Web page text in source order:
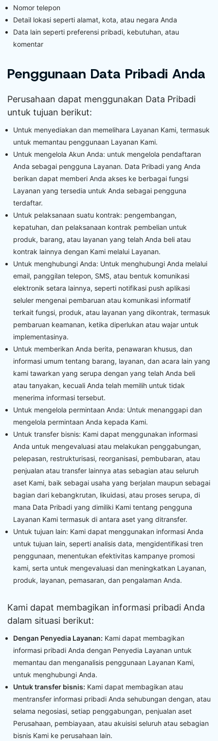
Nomor telepon
Detail lokasi seperti alamat, kota, atau negara Anda
Data lain seperti preferensi pribadi, kebutuhan, atau
komentar
Penggunaan Data Pribadi Anda
Perusahaan dapat menggunakan Data Pribadi
untuk tujuan berikut:
Untuk menyediakan dan memelihara Layanan Kami, termasuk
untuk memantau penggunaan Layanan Kami.
Untuk mengelola Akun Anda: untuk mengelola pendaftaran
Anda sebagai pengguna Layanan. Data Pribadi yang Anda
berikan dapat memberi Anda akses ke berbagai fungsi
Layanan yang tersedia untuk Anda sebagai pengguna
terdaftar.
Untuk pelaksanaan suatu kontrak: pengembangan,
kepatuhan, dan pelaksanaan kontrak pembelian untuk
produk, barang, atau layanan yang telah Anda beli atau
kontrak lainnya dengan Kami melalui Layanan.
Untuk menghubungi Anda: Untuk menghubungi Anda melalui
email, panggilan telepon, SMS, atau bentuk komunikasi
elektronik setara lainnya, seperti notifikasi push aplikasi
seluler mengenai pembaruan atau komunikasi informatif
terkait fungsi, produk, atau layanan yang dikontrak, termasuk
pembaruan keamanan, ketika diperlukan atau wajar untuk
implementasinya.
Untuk memberikan Anda berita, penawaran khusus, dan
informasi umum tentang barang, layanan, dan acara lain yang
kami tawarkan yang serupa dengan yang telah Anda beli
atau tanyakan, kecuali Anda telah memilih untuk tidak
menerima informasi tersebut.
Untuk mengelola permintaan Anda: Untuk menanggapi dan
mengelola permintaan Anda kepada Kami.
Untuk transfer bisnis: Kami dapat menggunakan informasi
Anda untuk mengevaluasi atau melakukan penggabungan,
pelepasan, restrukturisasi, reorganisasi, pembubaran, atau
penjualan atau transfer lainnya atas sebagian atau seluruh
aset Kami, baik sebagai usaha yang berjalan maupun sebagai
bagian dari kebangkrutan, likuidasi, atau proses serupa, di
mana Data Pribadi yang dimiliki Kami tentang pengguna
Layanan Kami termasuk di antara aset yang ditransfer.
Untuk tujuan lain: Kami dapat menggunakan informasi Anda
untuk tujuan lain, seperti analisis data, mengidentifikasi tren
penggunaan, menentukan efektivitas kampanye promosi
kami, serta untuk mengevaluasi dan meningkatkan Layanan,
produk, layanan, pemasaran, dan pengalaman Anda.
Kami dapat membagikan informasi pribadi Anda
dalam situasi berikut:
Dengan Penyedia Layanan: Kami dapat membagikan
informasi pribadi Anda dengan Penyedia Layanan untuk
memantau dan menganalisis penggunaan Layanan Kami,
untuk menghubungi Anda.
Untuk transfer bisnis: Kami dapat membagikan atau
mentransfer informasi pribadi Anda sehubungan dengan, atau
selama negosiasi, setiap penggabungan, penjualan aset
Perusahaan, pembiayaan, atau akuisisi seluruh atau sebagian
bisnis Kami ke perusahaan lain.